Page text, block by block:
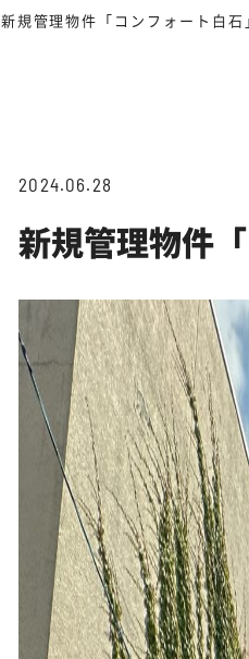
新規管理物件「コンフォート白石
2024.06.28
新規管理物件